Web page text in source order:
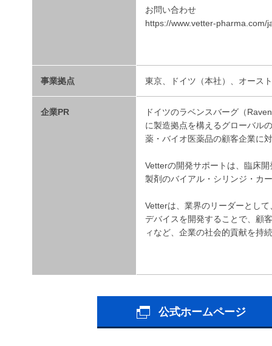
お問い合わせ
https://www.vetter-pharma.com/
事業拠点 東京、ドイツ（本社）、オース
企業PR
ドイツのラベンスバーグ（
に製造拠点を構えるグローバル
薬・バイオ医薬品の顧客企業に
Vetterの開発サポートは、臨床
製剤のバイアル・シリンジ・カ
Vetterは、業界のリーダーとし
デバイスを開発することで、顧
ィなど、企業の社会的貢献を持
公式ホームページ